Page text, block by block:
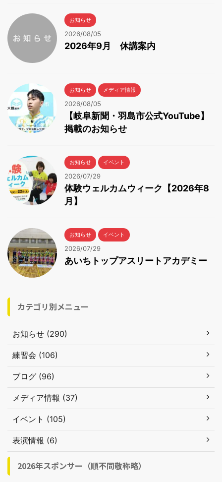
お知らせ
2026/08/05
2026年9月 休講案内
お知らせ メディア情報
2026/08/05
【岐阜新聞・羽島市公式YouTube】
掲載のお知らせ
お知らせ イベント
2026/07/29
体験ウェルカムウィーク【2026年8
月】
お知らせ イベント
2026/07/29
あいちトップアスリートアカデミー
カテゴリ別メニュー
お知らせ (290)
練習会 (106)
ブログ (96)
メディア情報 (37)
イベント (105)
表演情報 (6)
2026年スポンサー（順不同敬称略）